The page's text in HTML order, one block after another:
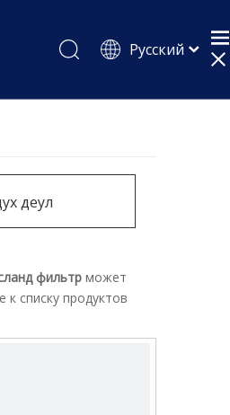
Pусский
Español
деул
фильтр может
к списку продуктов